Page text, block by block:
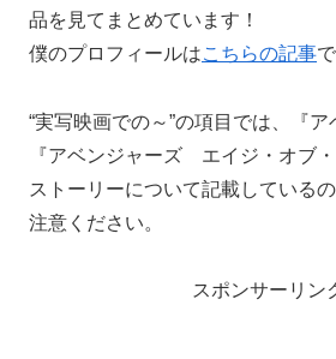
品を見てまとめています！
僕のプロフィールはこちらの記事で
“実写映画での～”の項目では、『
『アベンジャーズ エイジ・オブ
ストーリーについて記載している
注意ください。
スポンサーリン